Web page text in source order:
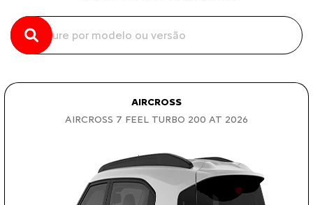
AIRCROSS
AIRCROSS 7 FEEL TURBO 200 AT 2026